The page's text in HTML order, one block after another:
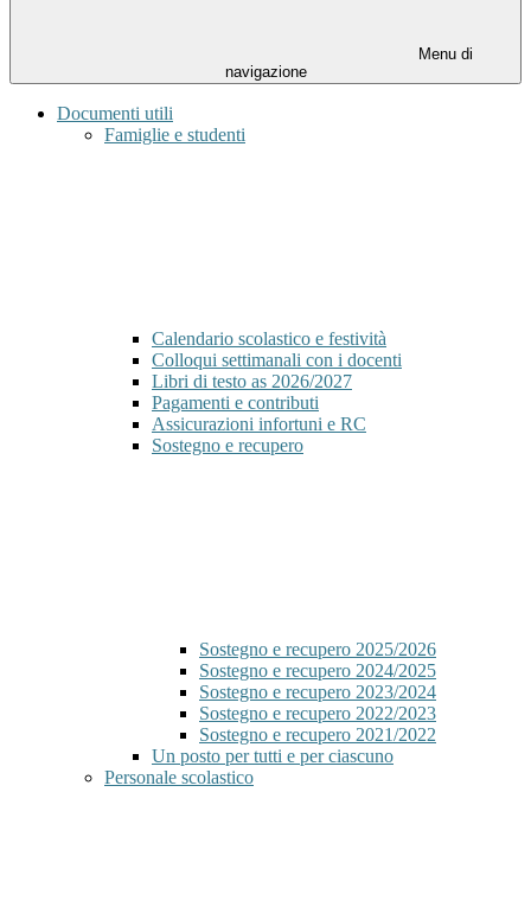
Menu di
navigazione
Documenti utili
Famiglie e studenti
Calendario scolastico e festività
Colloqui settimanali con i docenti
Libri di testo as 2026/2027
Pagamenti e contributi
Assicurazioni infortuni e RC
Sostegno e recupero
Sostegno e recupero 2025/2026
Sostegno e recupero 2024/2025
Sostegno e recupero 2023/2024
Sostegno e recupero 2022/2023
Sostegno e recupero 2021/2022
Un posto per tutti e per ciascuno
Personale scolastico